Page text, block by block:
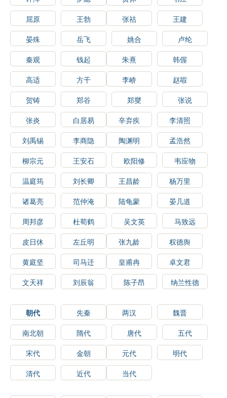
屈原
王勃 张祜
王建
晏殊
岳飞 姚合
卢纶
秦观
钱起 朱熹
韩偓
高适
方干 李峤
赵嘏
贺铸
郑谷 郑燮
张说
张炎
白居易 辛弃疾
李清照
刘禹锡
李商隐 陶渊明
孟浩然
柳宗元
王安石 欧阳修
韦应物
温庭筠
刘长卿 王昌龄
杨万里
诸葛亮
范仲淹 陆龟蒙
晏几道
周邦彦
杜荀鹤 吴文英
马致远
皮日休
左丘明 张九龄
权德舆
黄庭坚
司马迁 皇甫冉
卓文君
文天祥
刘辰翁 陈子昂 纳兰性德
朝代 先秦 两汉
魏晋
南北朝
隋代 唐代
五代
宋代
金朝 元代
明代
清代
近代 当代